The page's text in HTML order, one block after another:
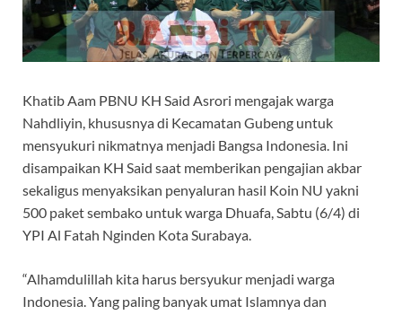
Khatib Aam PBNU KH Said Asrori mengajak warga
Nahdliyin, khususnya di Kecamatan Gubeng untuk
mensyukuri nikmatnya menjadi Bangsa Indonesia. Ini
disampaikan KH Said saat memberikan pengajian akbar
sekaligus menyaksikan penyaluran hasil Koin NU yakni
500 paket sembako untuk warga Dhuafa, Sabtu (6/4) di
YPI Al Fatah Nginden Kota Surabaya.
“Alhamdulillah kita harus bersyukur menjadi warga
Indonesia. Yang paling banyak umat Islamnya dan